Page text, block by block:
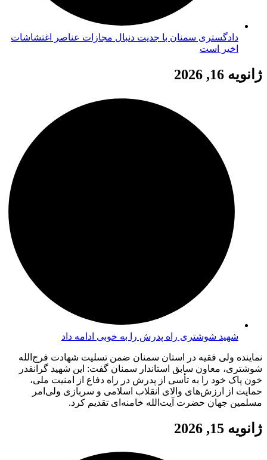
دادگستری سمنان با جدیت دنبال مجازات عناصر اغتشاشات
اخیر است
ژانویه 16, 2026
شهید شوشتری راه پدرش را به خوبی ادامه داد
نماینده ولی فقیه در استان سمنان ضمن تسلیت شهادت فرج‌الله
شوشتری، معاون سابق استاندار سمنان گفت: این شهید گرانقدر
خون پاک خود را به تأسی از پدرش در راه دفاع از امنیت ملی،
حمایت از ارزش‌های والای انقلاب اسلامی و سربازی ولی‌امر
مسلمین جهان حضرت آیت‌الله خامنه‌ای تقدیم کرد.
ژانویه 15, 2026